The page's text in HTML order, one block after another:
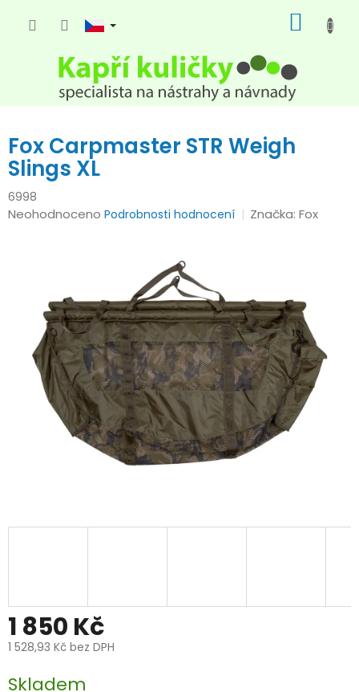
KOŠÍK
Fox Carpmaster STR Weigh
Slings XL
6998
Průměrné
hvězdiček.
Neohodnoceno Podrobnosti hodnocení Značka:Fox
1 850 Kč
1 528,93 Kč bez DPH
Skladem